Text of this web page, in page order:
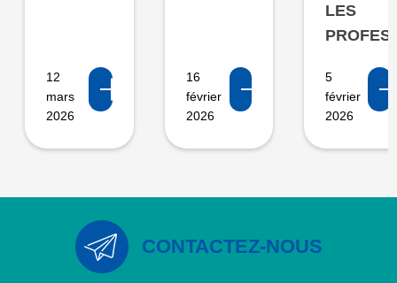
12
mars
2026
16
février
2026
LES
5
février
2026
CONTACTEZ-NOUS